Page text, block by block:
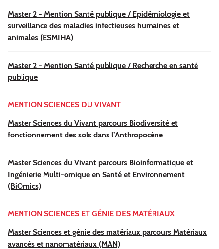
Master 2 - Mention Santé publique / Epidémiologie et
surveillance des maladies infectieuses humaines et
animales (ESMIHA)
Master 2 - Mention Santé publique / Recherche en santé
publique
MENTION SCIENCES DU VIVANT
Master Sciences du Vivant parcours Biodiversité et
fonctionnement des sols dans l’Anthropocène
Master Sciences du Vivant parcours Bioinformatique et
Ingénierie Multi-omique en Santé et Environnement
(BiOmics)
MENTION SCIENCES ET GÉNIE DES MATÉRIAUX
Master Sciences et génie des matériaux parcours Matériaux
avancés et nanomatériaux (MAN)